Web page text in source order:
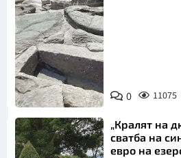
Снимка:
Bulgaria ON
AIR
0 11075
„Кралят на
сватба на
евро на